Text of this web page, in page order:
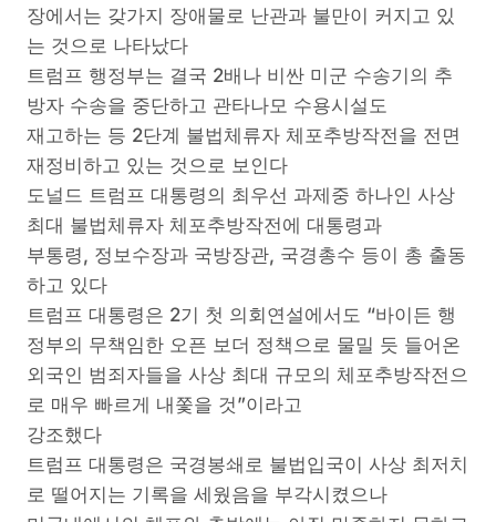
장에서는 갖가지 장애물로 난관과 불만이 커지고 있
는 것으로 나타났다
트럼프 행정부는 결국 2배나 비싼 미군 수송기의 추
방자 수송을 중단하고 관타나모 수용시설도
재고하는 등 2단계 불법체류자 체포추방작전을 전면
재정비하고 있는 것으로 보인다
도널드 트럼프 대통령의 최우선 과제중 하나인 사상
최대 불법체류자 체포추방작전에 대통령과
부통령, 정보수장과 국방장관, 국경총수 등이 총 출동
하고 있다
트럼프 대통령은 2기 첫 의회연설에서도 “바이든 행
정부의 무책임한 오픈 보더 정책으로 물밀 듯 들어온
외국인 범죄자들을 사상 최대 규모의 체포추방작전으
로 매우 빠르게 내쫓을 것”이라고
강조했다
트럼프 대통령은 국경봉쇄로 불법입국이 사상 최저치
로 떨어지는 기록을 세웠음을 부각시켰으나